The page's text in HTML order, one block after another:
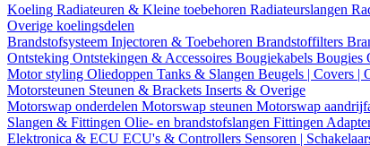
Koeling Radiateuren & Kleine toebehoren Radiateurslangen
Overige koelingsdelen
Brandstofsysteem Injectoren & Toebehoren Brandstoffilters
Ontsteking Ontstekingen & Accessoires Bougiekabels Bougies
Motor styling Oliedoppen Tanks & Slangen Beugels | Covers |
Motorsteunen Steunen & Brackets Inserts & Overige
Motorswap onderdelen Motorswap steunen Motorswap
Slangen & Fittingen Olie- en brandstofslangen Fittingen
Elektronica & ECU ECU's & Controllers Sensoren |